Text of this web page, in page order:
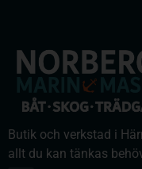
Butik och verkstad i
allt du kan tänkas